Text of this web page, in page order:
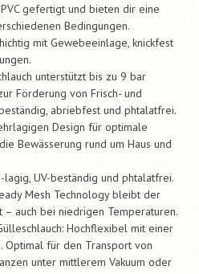
gefertigt und bieten dir eine
Bedingungen.
mit Gewebeeinlage, knickfest
unterstützt bis zu 9 bar
Förderung von Frisch- und
abriebfest und phtalatfrei.
Design für optimale
Bewässerung rund um Haus und
lagig, UV-beständig und phtalatfrei.
Mesh Technology bleibt der
– auch bei niedrigen Temperaturen.
Hochflexibel mit einer
Optimal für den Transport von
unter mittlerem Vakuum oder